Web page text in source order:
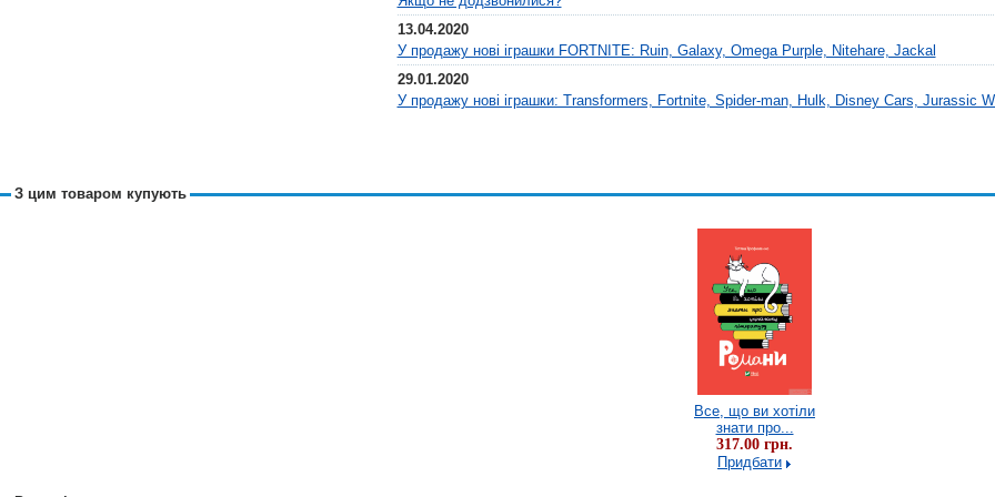
13.04.2020
У продажу нові іграшки FORTNITE: Ruin, Galaxy, Omega Purple, Nitehare, Jackal
29.01.2020
У продажу нові іграшки: Transformers, Fortnite, Spider-man, Hulk, Disney Cars, Jurassic
З цим товаром купують
Все, що ви хотіли
знати про...
317.00 грн.
Придбати